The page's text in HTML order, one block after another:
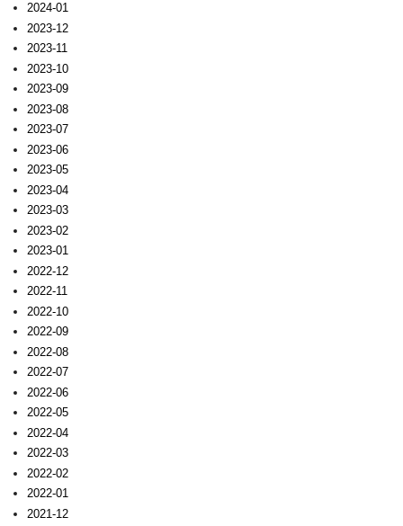
2024-01
2023-12
2023-11
2023-10
2023-09
2023-08
2023-07
2023-06
2023-05
2023-04
2023-03
2023-02
2023-01
2022-12
2022-11
2022-10
2022-09
2022-08
2022-07
2022-06
2022-05
2022-04
2022-03
2022-02
2022-01
2021-12